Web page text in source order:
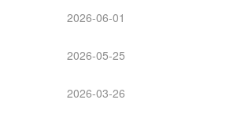
2026-06-01
2026-05-25
2026-03-26